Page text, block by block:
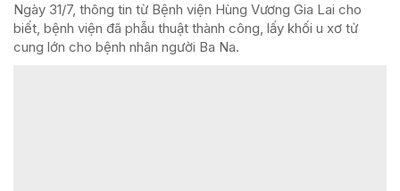
Ngày 31/7, thông tin từ Bệnh viện Hùng Vương Gia Lai cho
biết, bệnh viện đã phẫu thuật thành công, lấy khối u xơ tử
cung lớn cho bệnh nhân người Ba Na.